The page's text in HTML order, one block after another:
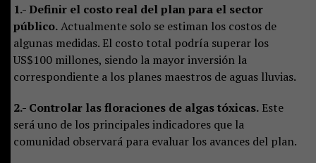
1.- Definir el costo real del plan para el sector
público.Actualmente solo se estiman los costos de
algunas medidas. El costo total podría superar los
US$100 millones, siendo la mayor inversión la
correspondiente a los planes maestros de aguas lluvias.
2.- Controlar las floraciones de algas tóxicas.Este
será uno de los principales indicadores que la
comunidad observará para evaluar los avances del plan.